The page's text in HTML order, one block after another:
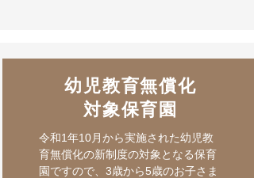
幼児教育無償化
対象保育園
令和1年10月から実施された幼児教
育無償化の新制度の対象となる保育
園ですので、3歳から5歳のお子さま